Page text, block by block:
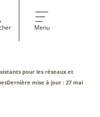
Menu
pour les réseaux et
mise à jour : 27 mai